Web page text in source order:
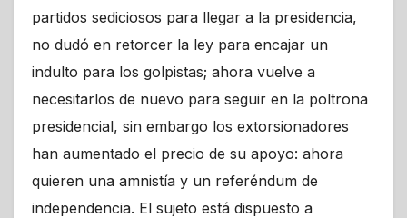
partidos sediciosos para llegar a la presidencia,
no dudó en retorcer la ley para encajar un
indulto para los golpistas; ahora vuelve a
necesitarlos de nuevo para seguir en la poltrona
presidencial, sin embargo los extorsionadores
han aumentado el precio de su apoyo: ahora
quieren una amnistía y un referéndum de
independencia. El sujeto está dispuesto a